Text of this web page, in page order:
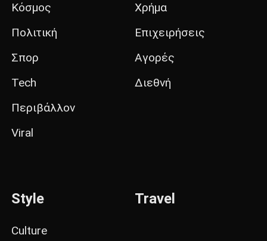
Κόσμος
Πολιτική
Σπορ
Tech
Περιβάλλον
Viral
Χρήμα
Επιχειρήσεις
Αγορές
Διεθνή
Style
Culture
Travel